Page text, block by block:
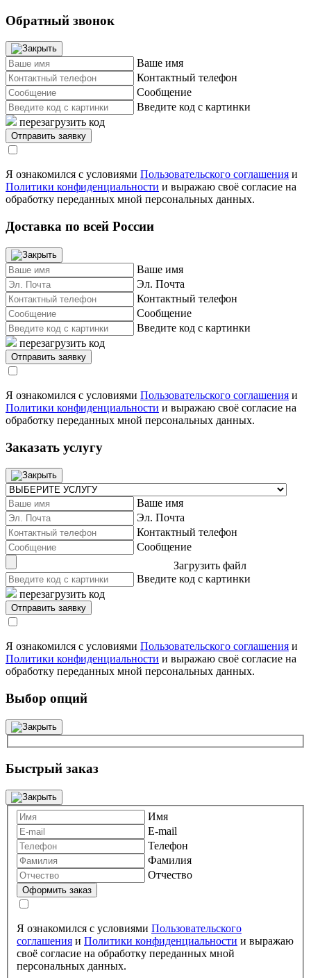
Обратный звонок
Ваше имя
Контактный телефон
Сообщение
Введите код с картинки
перезагрузить код
Я ознакомился с условиями Пользовательского соглашения и
Политики конфиденциальности и выражаю своё согласие на
обработку переданных мной персональных данных.
Доставка по всей России
Ваше имя
Эл. Почта
Контактный телефон
Сообщение
Введите код с картинки
перезагрузить код
Я ознакомился с условиями Пользовательского соглашения и
Политики конфиденциальности и выражаю своё согласие на
обработку переданных мной персональных данных.
Заказать услугу
Ваше имя
Эл. Почта
Контактный телефон
Сообщение
Загрузить файл
Введите код с картинки
перезагрузить код
Я ознакомился с условиями Пользовательского соглашения и
Политики конфиденциальности и выражаю своё согласие на
обработку переданных мной персональных данных.
Выбор опций
Быстрый заказ
Имя
E-mail
Телефон
Фамилия
Отчество
Я ознакомился с условиями Пользовательского
соглашения и Политики конфиденциальности и выражаю
своё согласие на обработку переданных мной
персональных данных.